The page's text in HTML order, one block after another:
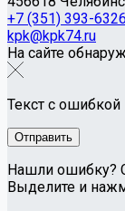
+7 (351) 393-6326
kpk@kpk74.ru
На сайте
Текст с ошибкой
Нашли ошибку?
Выделите и